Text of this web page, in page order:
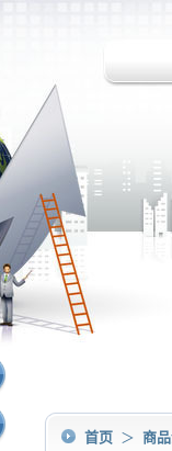
首页 ＞ 商